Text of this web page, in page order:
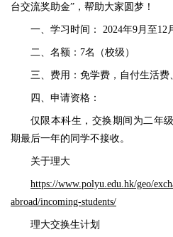
台交流奖助金”，帮助大家圆梦！
一、学习时间： 2024年9月至12
二、名额：7名（校级）
三、费用：免学费，自付生活
四、申请资格：
仅限本科生，交换期间为二年
期最后一年的同学不接收。
关于理大
https://www.polyu.edu.hk/geo/
abroad/incoming-students/
理大交换生计划